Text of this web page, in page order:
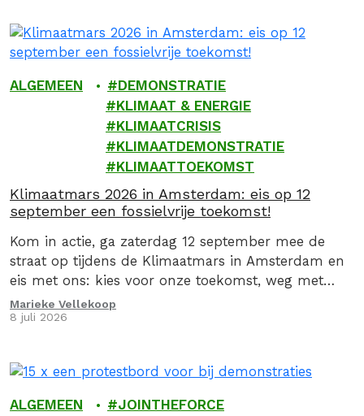
ALGEMEEN
DEMONSTRATIE
KLIMAAT & ENERGIE
KLIMAATCRISIS
KLIMAATDEMONSTRATIE
KLIMAATTOEKOMST
Klimaatmars 2026 in Amsterdam: eis op 12
september een fossielvrije toekomst!
Kom in actie, ga zaterdag 12 september mee de
straat op tijdens de Klimaatmars in Amsterdam en
eis met ons: kies voor onze toekomst, weg met
fossiel!
Marieke Vellekoop
8 juli 2026
ALGEMEEN
JOINTHEFORCE